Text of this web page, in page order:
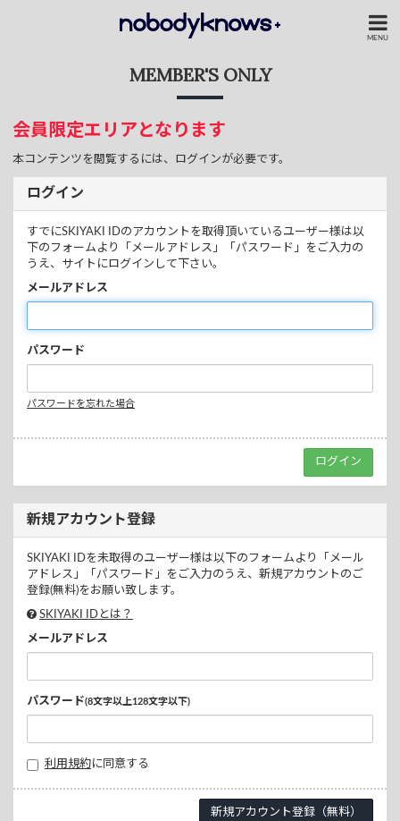
MENU
MEMBER'S ONLY
会員限定エリアとなります
本コンテンツを閲覧するには、ログインが必要です。
ログイン
すでにSKIYAKI IDのアカウントを取得頂いているユーザー様は以
下のフォームより「メールアドレス」「パスワード」をご入力の
うえ、サイトにログインして下さい。
メールアドレス
パスワード
パスワードを忘れた場合
新規アカウント登録
SKIYAKI IDを未取得のユーザー様は以下のフォームより「メール
アドレス」「パスワード」をご入力のうえ、新規アカウントのご
登録(無料)をお願い致します。
SKIYAKI IDとは？
メールアドレス
パスワード(8文字以上128文字以下)
利用規約に同意する